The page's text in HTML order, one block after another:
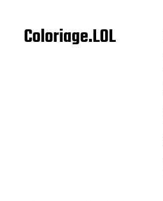
Coloriage.LOL